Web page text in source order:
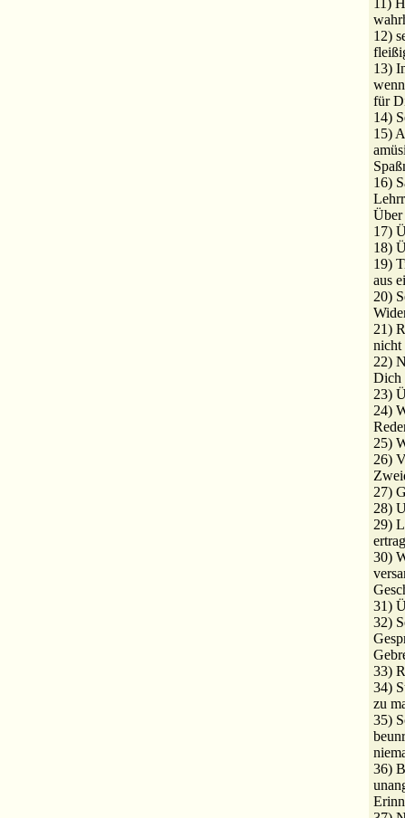
11)
12)
13)
für
14)
15)
16)
Über
17)
18)
19)
aus
20)
21)
nicht
22)
Dich
23)
24)
25)
26)
27)
28)
29)
30)
31)
32)
33)
34)
zu
35)
36)